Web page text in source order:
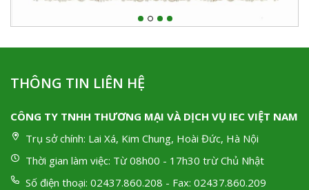
THÔNG TIN LIÊN HỆ
CÔNG TY TNHH THƯƠNG MẠI VÀ DỊCH VỤ IEC VIỆT NAM
Trụ sở chính: Lai Xá, Kim Chung, Hoài Đức, Hà Nội
Thời gian làm việc: Từ 08h00 - 17h30 trừ Chủ Nhật
Số điện thoại: 02437.860.208 - Fax: 02437.860.209